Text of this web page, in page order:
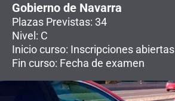
Gobierno de Navarra
Plazas Previstas: 34
Nivel: C
Inicio curso: Inscripciones abiertas
Fin curso: Fecha de examen